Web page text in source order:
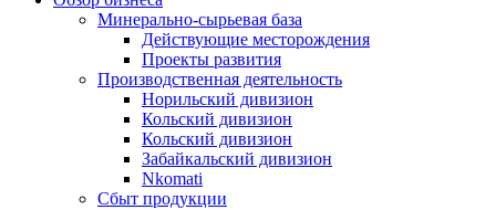
Минерально-сырьевая база
Действующие месторождения
Проекты развития
Производственная деятельность
Норильский дивизион
Кольский дивизион
Кольский дивизион
Забайкальский дивизион
Nkomati
Сбыт продукции